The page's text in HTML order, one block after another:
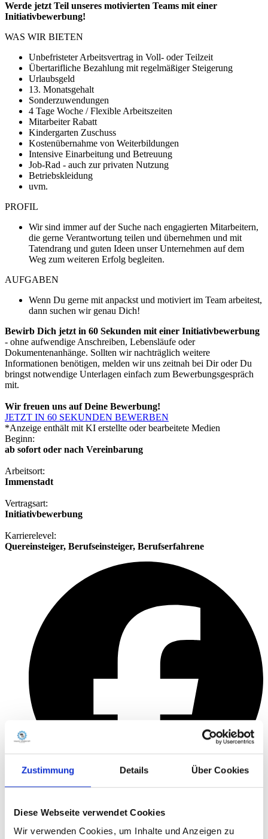
Zustimmung Details Über Cookies
Diese Webseite verwendet Cookies
Wir verwenden Cookies, um Inhalte und Anzeigen zu
Werde jetzt Teil unseres motivierten Teams mit einer
Initiativbewerbung!
WAS WIR BIETEN
Unbefristeter Arbeitsvertrag in Voll- oder Teilzeit
Übertarifliche Bezahlung mit regelmäßiger Steigerung
Urlaubsgeld
13. Monatsgehalt
Sonderzuwendungen
4 Tage Woche / Flexible Arbeitszeiten
Mitarbeiter Rabatt
Kindergarten Zuschuss
Kostenübernahme von Weiterbildungen
Intensive Einarbeitung und Betreuung
Job-Rad - auch zur privaten Nutzung
Betriebskleidung
uvm.
PROFIL
Wir sind immer auf der Suche nach engagierten Mitarbeitern,
die gerne Verantwortung teilen und übernehmen und mit
Tatendrang und guten Ideen unser Unternehmen auf dem
Weg zum weiteren Erfolg begleiten.
AUFGABEN
Wenn Du gerne mit anpackst und motiviert im Team arbeitest,
dann suchen wir genau Dich!
Bewirb Dich jetzt in 60 Sekunden mit einer Initiativbewerbung
- ohne aufwendige Anschreiben, Lebensläufe oder
Dokumentenanhänge. Sollten wir nachträglich weitere
Informationen benötigen, melden wir uns zeitnah bei Dir oder Du
bringst notwendige Unterlagen einfach zum Bewerbungsgespräch
mit.
Wir freuen uns auf Deine Bewerbung!
JETZT IN 60 SEKUNDEN BEWERBEN
*Anzeige enthält mit KI erstellte oder bearbeitete Medien
Beginn:
ab sofort oder nach Vereinbarung
Arbeitsort:
Immenstadt
Vertragsart:
Initiativbewerbung
Karrierelevel:
Quereinsteiger, Berufseinsteiger, Berufserfahrene